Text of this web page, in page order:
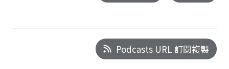
Podcasts URL 訂閱複製